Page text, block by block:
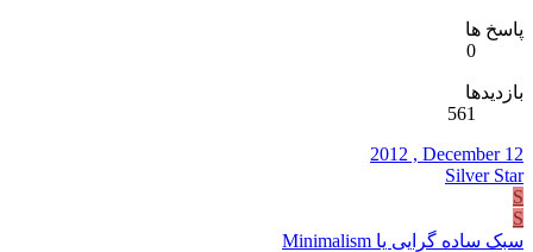
پاسخ ها
0
بازدیدها
561
2012 , December 12
Silver Star
S
S
سبک ساده گرایی یا Minimalism